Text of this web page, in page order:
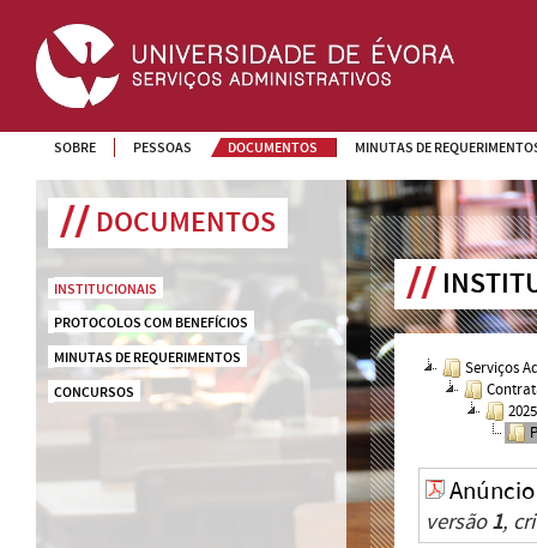
SOBRE PESSOAS DOCUMENTOS MINUTAS DE
DOCUMENTOS
INSTITUCIONAIS
PROTOCOLOS COM BENEFÍCIOS
MINUTAS DE REQUERIMENTOS
CONCURSOS
Serviços
2025
versão1,